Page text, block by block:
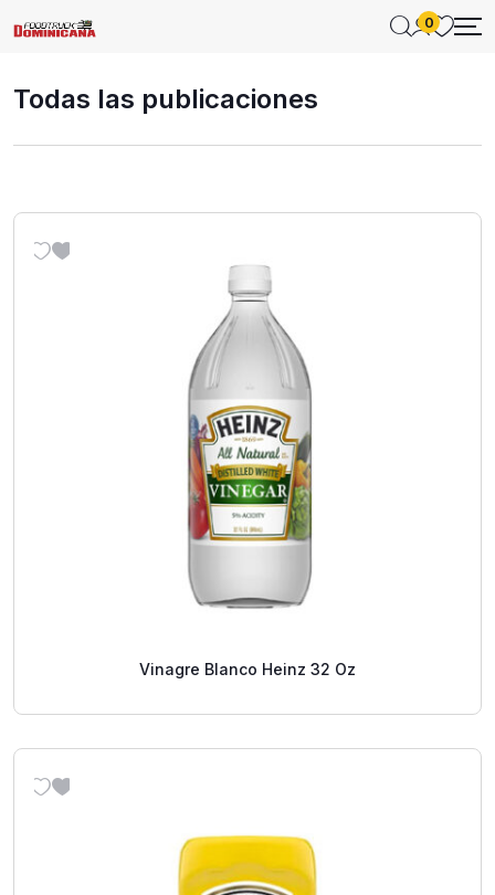
0
Todas las publicaciones
Vinagre Blanco Heinz 32 Oz